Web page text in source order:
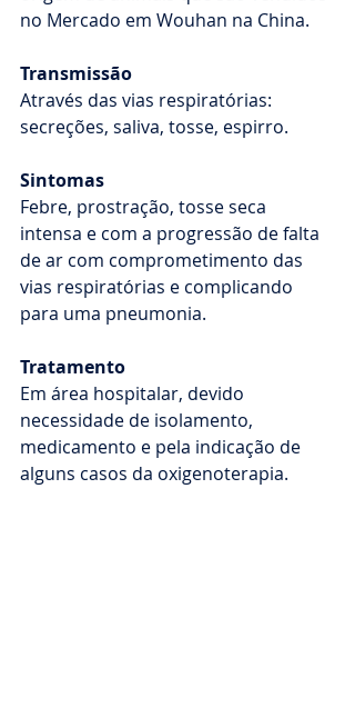
no Mercado em Wouhan na China.
Transmissão
Através das vias respiratórias:
secreções, saliva, tosse, espirro.
Sintomas
Febre, prostração, tosse seca
intensa e com a progressão de falta
de ar com comprometimento das
vias respiratórias e complicando
para uma pneumonia.
Tratamento
Em área hospitalar, devido
necessidade de isolamento,
medicamento e pela indicação de
alguns casos da oxigenoterapia.